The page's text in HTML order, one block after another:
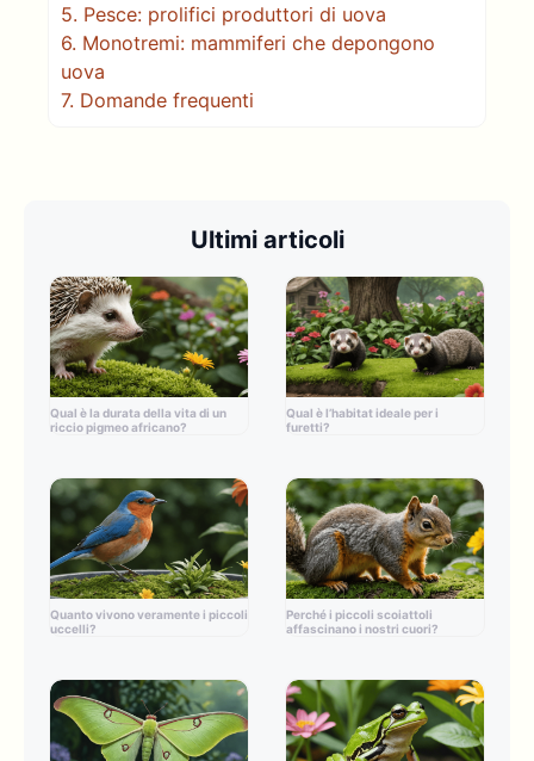
5. Pesce: prolifici produttori di uova
6. Monotremi: mammiferi che depongono
uova
7. Domande frequenti
Ultimi articoli
Qual è la durata della vita di un
riccio pigmeo africano?
Qual è l’habitat ideale per i
furetti?
Quanto vivono veramente i piccoli
uccelli?
Perché i piccoli scoiattoli
affascinano i nostri cuori?